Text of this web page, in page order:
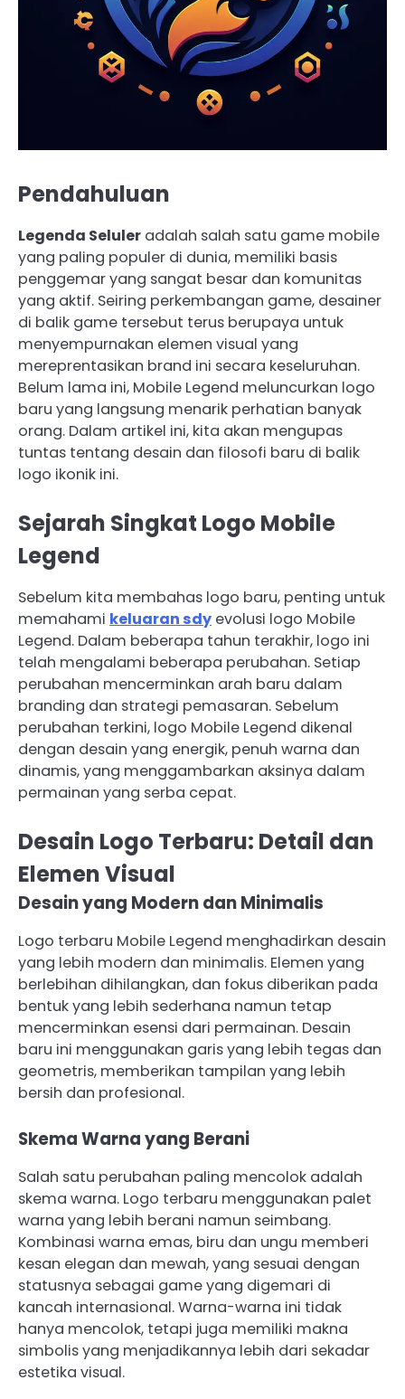
Pendahuluan
Legenda Seluler adalah salah satu game mobile
yang paling populer di dunia, memiliki basis
penggemar yang sangat besar dan komunitas
yang aktif. Seiring perkembangan game, desainer
di balik game tersebut terus berupaya untuk
menyempurnakan elemen visual yang
mereprentasikan brand ini secara keseluruhan.
Belum lama ini, Mobile Legend meluncurkan logo
baru yang langsung menarik perhatian banyak
orang. Dalam artikel ini, kita akan mengupas
tuntas tentang desain dan filosofi baru di balik
logo ikonik ini.
Sejarah Singkat Logo Mobile
Legend
Sebelum kita membahas logo baru, penting untuk
memahami keluaran sdy evolusi logo Mobile
Legend. Dalam beberapa tahun terakhir, logo ini
telah mengalami beberapa perubahan. Setiap
perubahan mencerminkan arah baru dalam
branding dan strategi pemasaran. Sebelum
perubahan terkini, logo Mobile Legend dikenal
dengan desain yang energik, penuh warna dan
dinamis, yang menggambarkan aksinya dalam
permainan yang serba cepat.
Desain Logo Terbaru: Detail dan
Elemen Visual
Desain yang Modern dan Minimalis
Logo terbaru Mobile Legend menghadirkan desain
yang lebih modern dan minimalis. Elemen yang
berlebihan dihilangkan, dan fokus diberikan pada
bentuk yang lebih sederhana namun tetap
mencerminkan esensi dari permainan. Desain
baru ini menggunakan garis yang lebih tegas dan
geometris, memberikan tampilan yang lebih
bersih dan profesional.
Skema Warna yang Berani
Salah satu perubahan paling mencolok adalah
skema warna. Logo terbaru menggunakan palet
warna yang lebih berani namun seimbang.
Kombinasi warna emas, biru dan ungu memberi
kesan elegan dan mewah, yang sesuai dengan
statusnya sebagai game yang digemari di
kancah internasional. Warna-warna ini tidak
hanya mencolok, tetapi juga memiliki makna
simbolis yang menjadikannya lebih dari sekadar
estetika visual.